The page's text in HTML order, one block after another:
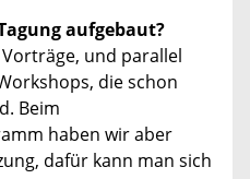
aufgebaut?
und parallel
die schon
Beim
haben wir aber
dafür kann man sich